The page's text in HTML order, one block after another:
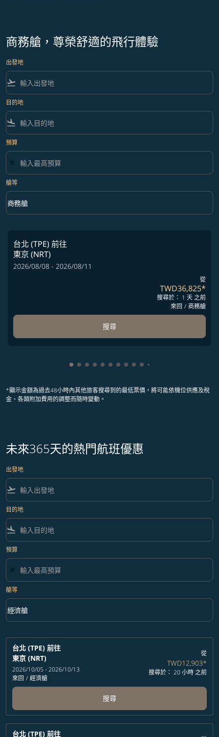
商務艙，尊榮舒適的飛行體驗
出發地
flight_takeoff
目的地
flight_land
預算
艙等
艙等 option 商務艙 Selected
商務艙
keyboard_arrow_down
台北 (TPE)前往
東京 (NRT)
2026/08/08 - 2026/08/11
從
TWD36,825*
搜尋於： 1 天 之前
來回 / 商務艙
搜尋
顯示 cmp-pagination-showing-card 1
顯示 cmp-pagination-showing-card 2
顯示 cmp-pagination-showing-card
顯示 cmp-pagination-showing-
顯示 cmp-pagination-showing-
顯示 cmp-pagination-
顯示 cmp-pagination-
顯示 cmp-pagination-
顯示 cmp-pagination-
顯示 cmp-
*顯示金額為過去48小時內其他旅客搜尋到的最低票價，將可能依機位供應及稅
金、各類附加費用的調整而隨時變動。
未來365天的熱門航班優惠
出發地
flight_takeoff
目的地
flight_land
預算
艙等
艙等 option 經濟艙 Selected
經濟艙
keyboard_arrow_down
台北 (TPE) 前往
東京 (NRT)
2026/10/05 - 2026/10/13
來回 / 經濟艙
從
TWD12,903*
搜尋於： 20 小時 之前
搜尋
台北 (TPE) 前往